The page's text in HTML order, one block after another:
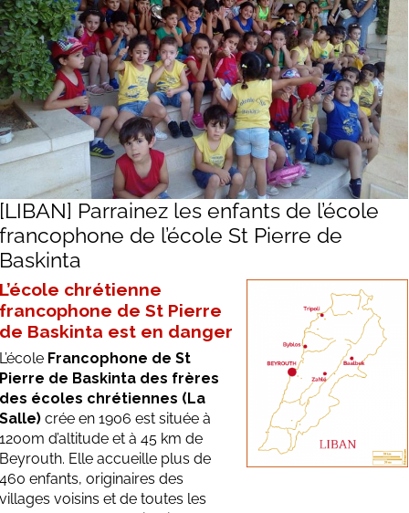
[LIBAN] Parrainez les enfants de l’école
francophone de l’école St Pierre de
Baskinta
L’école chrétienne
francophone de St Pierre
de Baskinta est en danger
L’école Francophone de St
Pierre de Baskinta des frères
des écoles chrétiennes (La
Salle) crée en 1906 est située à
1200m d’altitude et à 45 km de
Beyrouth. Elle accueille plus de
460 enfants, originaires des
villages voisins et de toutes les